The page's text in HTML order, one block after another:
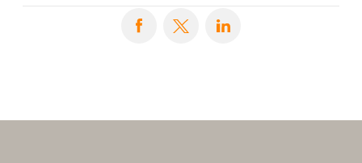
Deel op Facebook
Deel op X